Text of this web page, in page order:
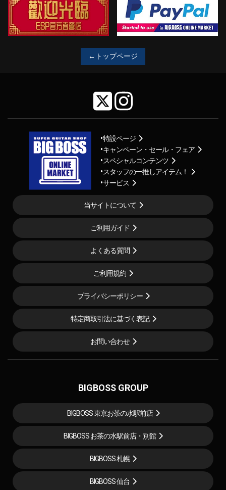
←トップページ
特設ページ
キャンペーン・セール・フェア
スペシャルコンテンツ
スタッフの一推しアイテム！
サービス
当サイトについて
ご利用ガイド
よくある質問
ご利用規約
プライバシーポリシー
特定商取引法に基づく表記
お問い合わせ
BIGBOSS GROUP
BIGBOSS 東京お茶の水駅前店
BIGBOSS お茶の水駅前店・別館
BIGBOSS 札幌
BIGBOSS 仙台